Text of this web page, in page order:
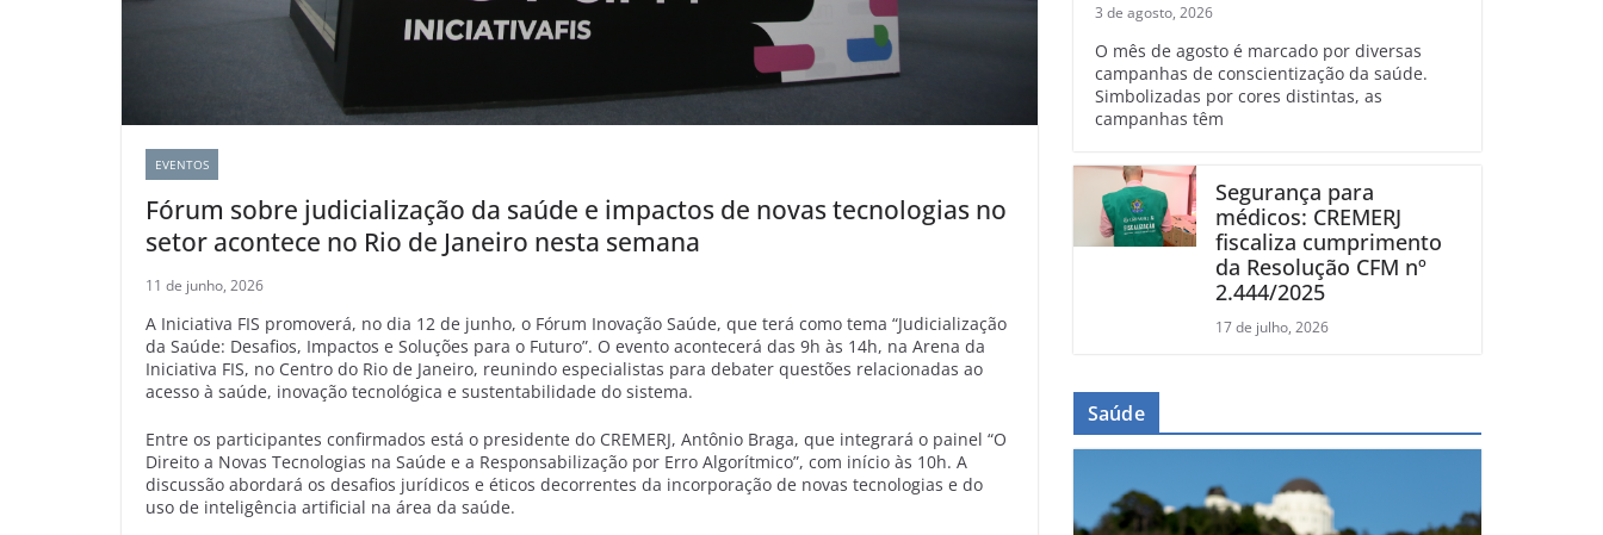
EVENTOS
Fórum sobre judicialização da saúde e impactos de novas tecnologias no
setor acontece no Rio de Janeiro nesta semana
11 de junho, 2026
A Iniciativa FIS promoverá, no dia 12 de junho, o Fórum Inovação Saúde, que terá como tema “Judicialização
da Saúde: Desafios, Impactos e Soluções para o Futuro”. O evento acontecerá das 9h às 14h, na Arena da
Iniciativa FIS, no Centro do Rio de Janeiro, reunindo especialistas para debater questões relacionadas ao
acesso à saúde, inovação tecnológica e sustentabilidade do sistema.
Entre os participantes confirmados está o presidente do CREMERJ, Antônio Braga, que integrará o painel “O
Direito a Novas Tecnologias na Saúde e a Responsabilização por Erro Algorítmico”, com início às 10h. A
discussão abordará os desafios jurídicos e éticos decorrentes da incorporação de novas tecnologias e do
uso de inteligência artificial na área da saúde.
linfoma
3 de agosto, 2026
O mês de agosto é marcado por diversas
campanhas de conscientização da saúde.
Simbolizadas por cores distintas, as
campanhas têm
Segurança para
médicos: CREMERJ
fiscaliza cumprimento
da Resolução CFM nº
2.444/2025
17 de julho, 2026
Saúde